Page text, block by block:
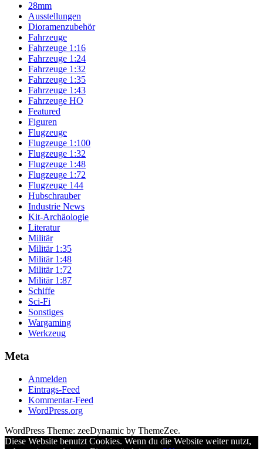
28mm
Ausstellungen
Dioramenzubehör
Fahrzeuge
Fahrzeuge 1:16
Fahrzeuge 1:24
Fahrzeuge 1:32
Fahrzeuge 1:35
Fahrzeuge 1:43
Fahrzeuge HO
Featured
Figuren
Flugzeuge
Flugzeuge 1:100
Flugzeuge 1:32
Flugzeuge 1:48
Flugzeuge 1:72
Flugzeuge 144
Hubschrauber
Industrie News
Kit-Archäologie
Literatur
Militär
Militär 1:35
Militär 1:48
Militär 1:72
Militär 1:87
Schiffe
Sci-Fi
Sonstiges
Wargaming
Werkzeug
Meta
Anmelden
Eintrags-Feed
Kommentar-Feed
WordPress.org
WordPress Theme: zeeDynamic by ThemeZee.
Diese Website benutzt Cookies. Wenn du die Website weiter nutzt,